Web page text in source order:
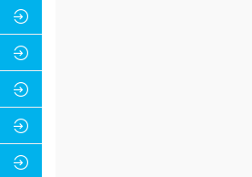




